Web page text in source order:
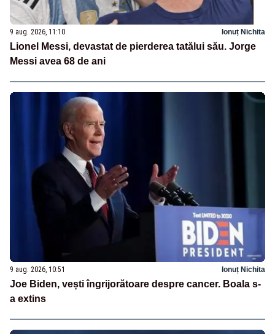
9 aug. 2026, 11:10 Ionuț Nichita
Lionel Messi, devastat de pierderea tatălui său. Jorge
Messi avea 68 de ani
9 aug. 2026, 10:51 Ionuț Nichita
Joe Biden, vești îngrijorătoare despre cancer. Boala s-
a extins